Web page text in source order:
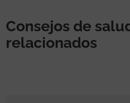
Consejos de
relacionados